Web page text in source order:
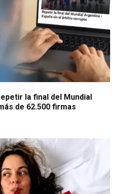
la final del Mundial
de 62.500 firmas